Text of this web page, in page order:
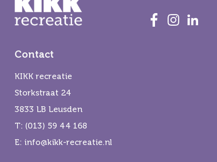
Contact
KIKK recreatie
Storkstraat 24
3833 LB Leusden
T: (013) 59 44 168
E: info@kikk-recreatie.nl